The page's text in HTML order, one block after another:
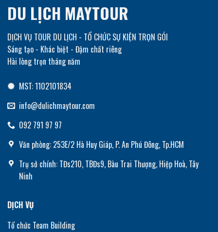
DU LỊCH MAYTOUR
DỊCH VỤ TOUR DU LỊCH - TỔ CHỨC SỰ KIỆN TRỌN GÓI
Sáng tạo - Khác biệt - Đậm chất riêng
Hài lòng trọn tháng năm
MST: 1102101834
info@dulichmaytour.com
092 791 97 97
Văn phòng: 253E/2 Hà Huy Giáp, P. An Phú Đông, Tp.HCM
Trụ sở chính: TĐs210, TBĐs9, Bàu Trai Thượng, Hiệp Hoà, Tây
Ninh
DỊCH VỤ
Tổ chức Team Building